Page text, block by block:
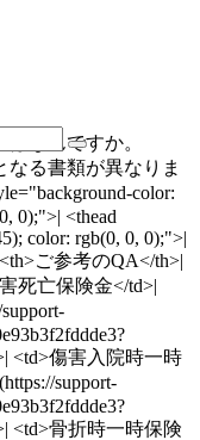
なんですか。
なる書類が異なりま
color:
0);">| <thead
color: rgb(0, 0, 0);">|
ご参考のQA</th>|
死亡保険金</td>|
<td>傷害入院時一時
support-
<td>骨折時一時保険